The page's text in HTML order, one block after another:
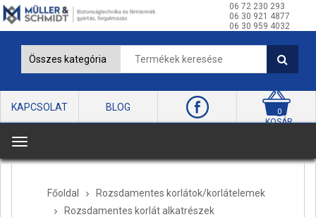
06 72 230 293
06 30 921 4877
06 30 959 4032
KAPCSOLAT BLOG 0
KOSÁR
T
o
Főoldal
Rozsdamentes korlátok/korlátelemek
Rozsdamentes korlát alkatrészek